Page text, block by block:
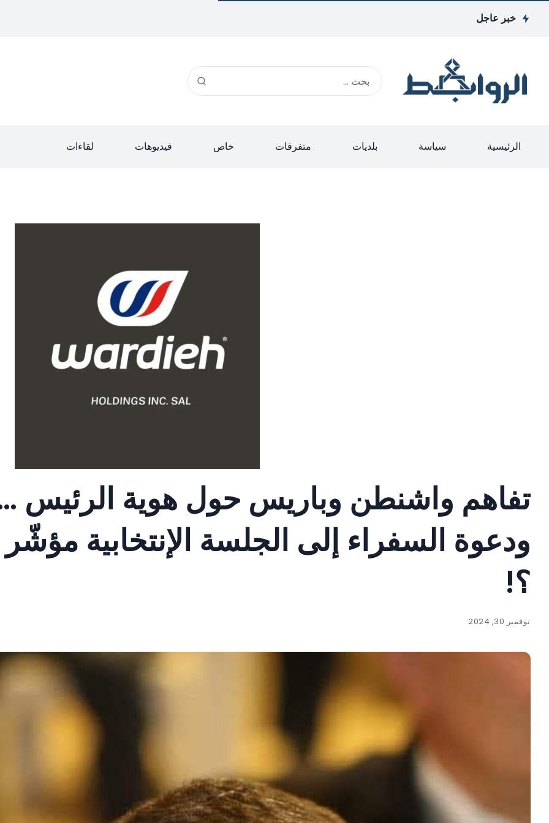
خبر عاجل
الرئيسية سياسة بلديات متفرقات خاص فيديوهات لقاءات
تفاهم واشنطن وباريس حول هوية الرئيس
ودعوة السفراء إلى الجلسة الإنتخابية مؤشّر
؟!
نوفمبر 30, 2024